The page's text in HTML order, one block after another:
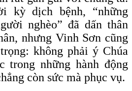
kỳ dịch bệnh, “những
nghèo” đã dấn thân
nhưng Vinh Sơn cũng
không phải ý Chúa
trong những hành động
còn sức mà phục vụ.